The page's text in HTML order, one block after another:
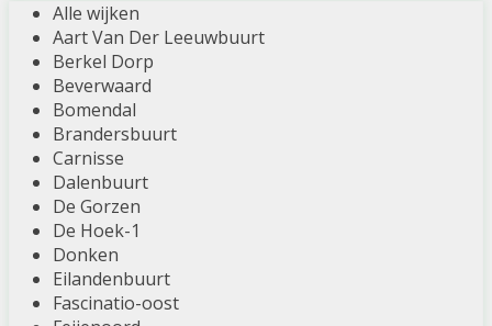
Alle wijken
Aart Van Der Leeuwbuurt
Berkel Dorp
Beverwaard
Bomendal
Brandersbuurt
Carnisse
Dalenbuurt
De Gorzen
De Hoek-1
Donken
Eilandenbuurt
Fascinatio-oost